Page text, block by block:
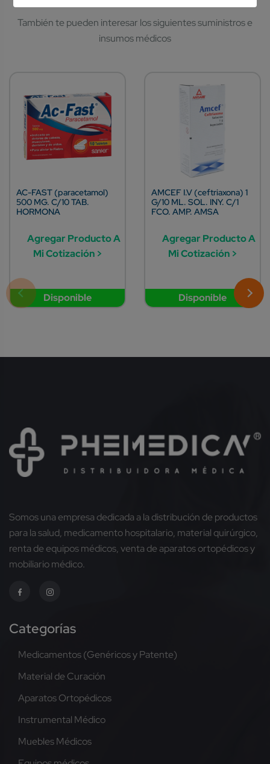
Disponible
AC-FAST (paracetamol)
500 MG. C/10 TAB.
HORMONA
Agregar Producto A
Mi Cotización >
Disponible
AMCEF I.V (ceftriaxona) 1
G/10 ML. SOL. INY. C/1
FCO. AMP. AMSA
Agregar Producto A
Mi Cotización >
Somos una empresa dedicada a la distribución de productos
para la salud, medicamento hospitalario, material quirúrgico,
renta de equipos médicos, venta de aparatos ortopédicos y
mobiliario médico.
Categorías
Medicamentos (Genéricos y Patente)
Material de Curación
Aparatos Ortopédicos
Instrumental Médico
Muebles Médicos